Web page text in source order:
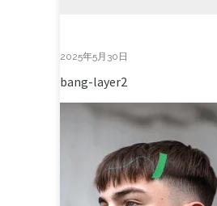
2025年5月30日
bang-layer2